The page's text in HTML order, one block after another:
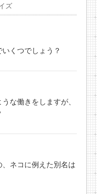
ズ
くつでしょう？
な働きをしますが、
ネコに例えた別名は